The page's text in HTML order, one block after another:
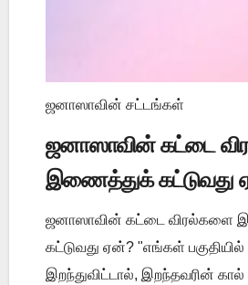
ஜனாஸாவின் சட்டங்கள்
ஜனாஸாவின் கட்டை
இணைத்துக் கட்டுவது
ஜனாஸாவின் கட்டை விரல்களை
கட்டுவது ஏன்? "எங்கள் பகுதியில்
இறந்துவிட்டால், இறந்தவரின்